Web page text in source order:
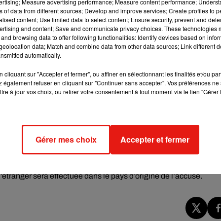
clan Neymar qui avait payé les 150.000€ d’indemnisation
plus importante, mais les personnes concernées sont les
été condamné en février dernier à une peine de 4 ans et demi
passé plus d’un an dans le complexe pénitentiaire de
sa demande de liberté provisoire.
l’ancienne star de l’AC Milan, Robinho, qui a beaucoup fait
ou le joueur évoluait sous les couleurs milanaises (2013), il
À l’instar de Dani Alves, Robinho n’a cessé de clamer son
sera effectuée dans le pays d’origine de l’accusé.
of data from different sources; Develop and improve services; Create profiles to
content; Use limited data to select content; Ensure security, prevent and
and content; Save and communicate privacy choices. These technologies
browsing data to offer following functionalities: Identify devices based on
data; Match and combine data from other data sources; Link different
automatically.
cliquant sur "Accepter et fermer", ou affiner en sélectionnant les finalités et/ou
également refuser en cliquant sur "Continuer sans accepter". Vos préférences
à jour vos choix, ou retirer votre consentement à tout moment via le lien
Gérer mes choix Accepter et fermer